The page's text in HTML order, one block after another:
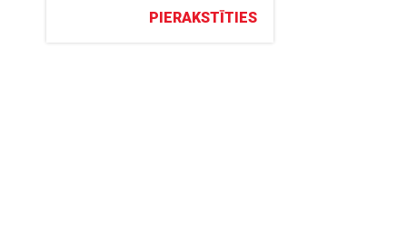
PIERAKSTĪTIES